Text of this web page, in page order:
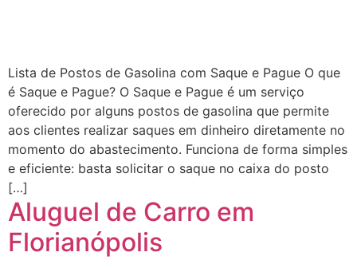
Lista de Postos de Gasolina com Saque e Pague O que
é Saque e Pague? O Saque e Pague é um serviço
oferecido por alguns postos de gasolina que permite
aos clientes realizar saques em dinheiro diretamente no
momento do abastecimento. Funciona de forma simples
e eficiente: basta solicitar o saque no caixa do posto
[…]
Aluguel de Carro em
Florianópolis